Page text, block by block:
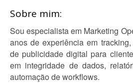
Sobre mim:
Sou especialista em Marketing
anos de experiência em
de publicidade digital para
em integridade de dados,
automação de workflows.